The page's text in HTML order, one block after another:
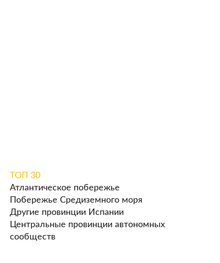
ТОП 30
Атлантическое побережье
Побережье Средиземного моря
Другие провинции Испании
Центральные провинции автономных
сообществ